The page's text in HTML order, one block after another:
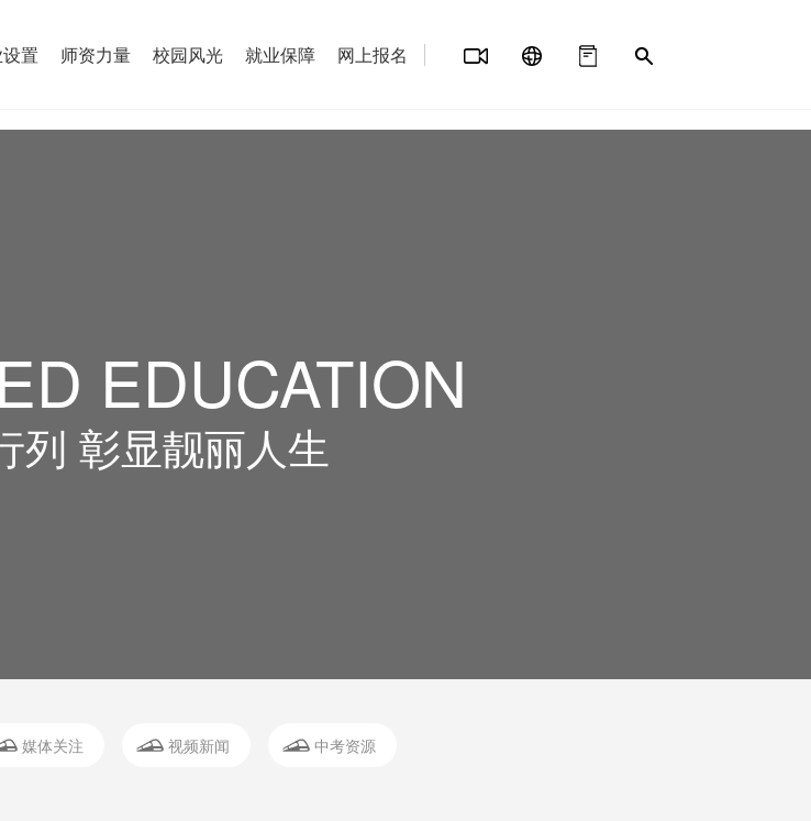
置 师资力量 校园风光 就业保障 网上报名
EDUCATION
列 彰显靓丽人生
媒体关注 视频新闻 中考资源